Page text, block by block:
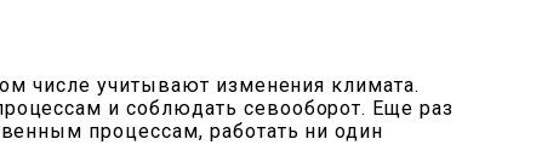
числе учитывают изменения климата.
и соблюдать севооборот. Еще раз
процессам, работать ни один